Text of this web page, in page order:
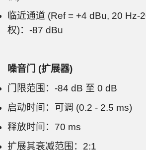
临近通道 (Ref = +4 dBu, 20 Hz-
权)：-87 dBu
噪音门 (扩展器)
门限范围：-84 dB 至 0 dB
启动时间：可调 (0.2 - 2.5 ms)
释放时间：70 ms
扩展其衰减范围：2:1